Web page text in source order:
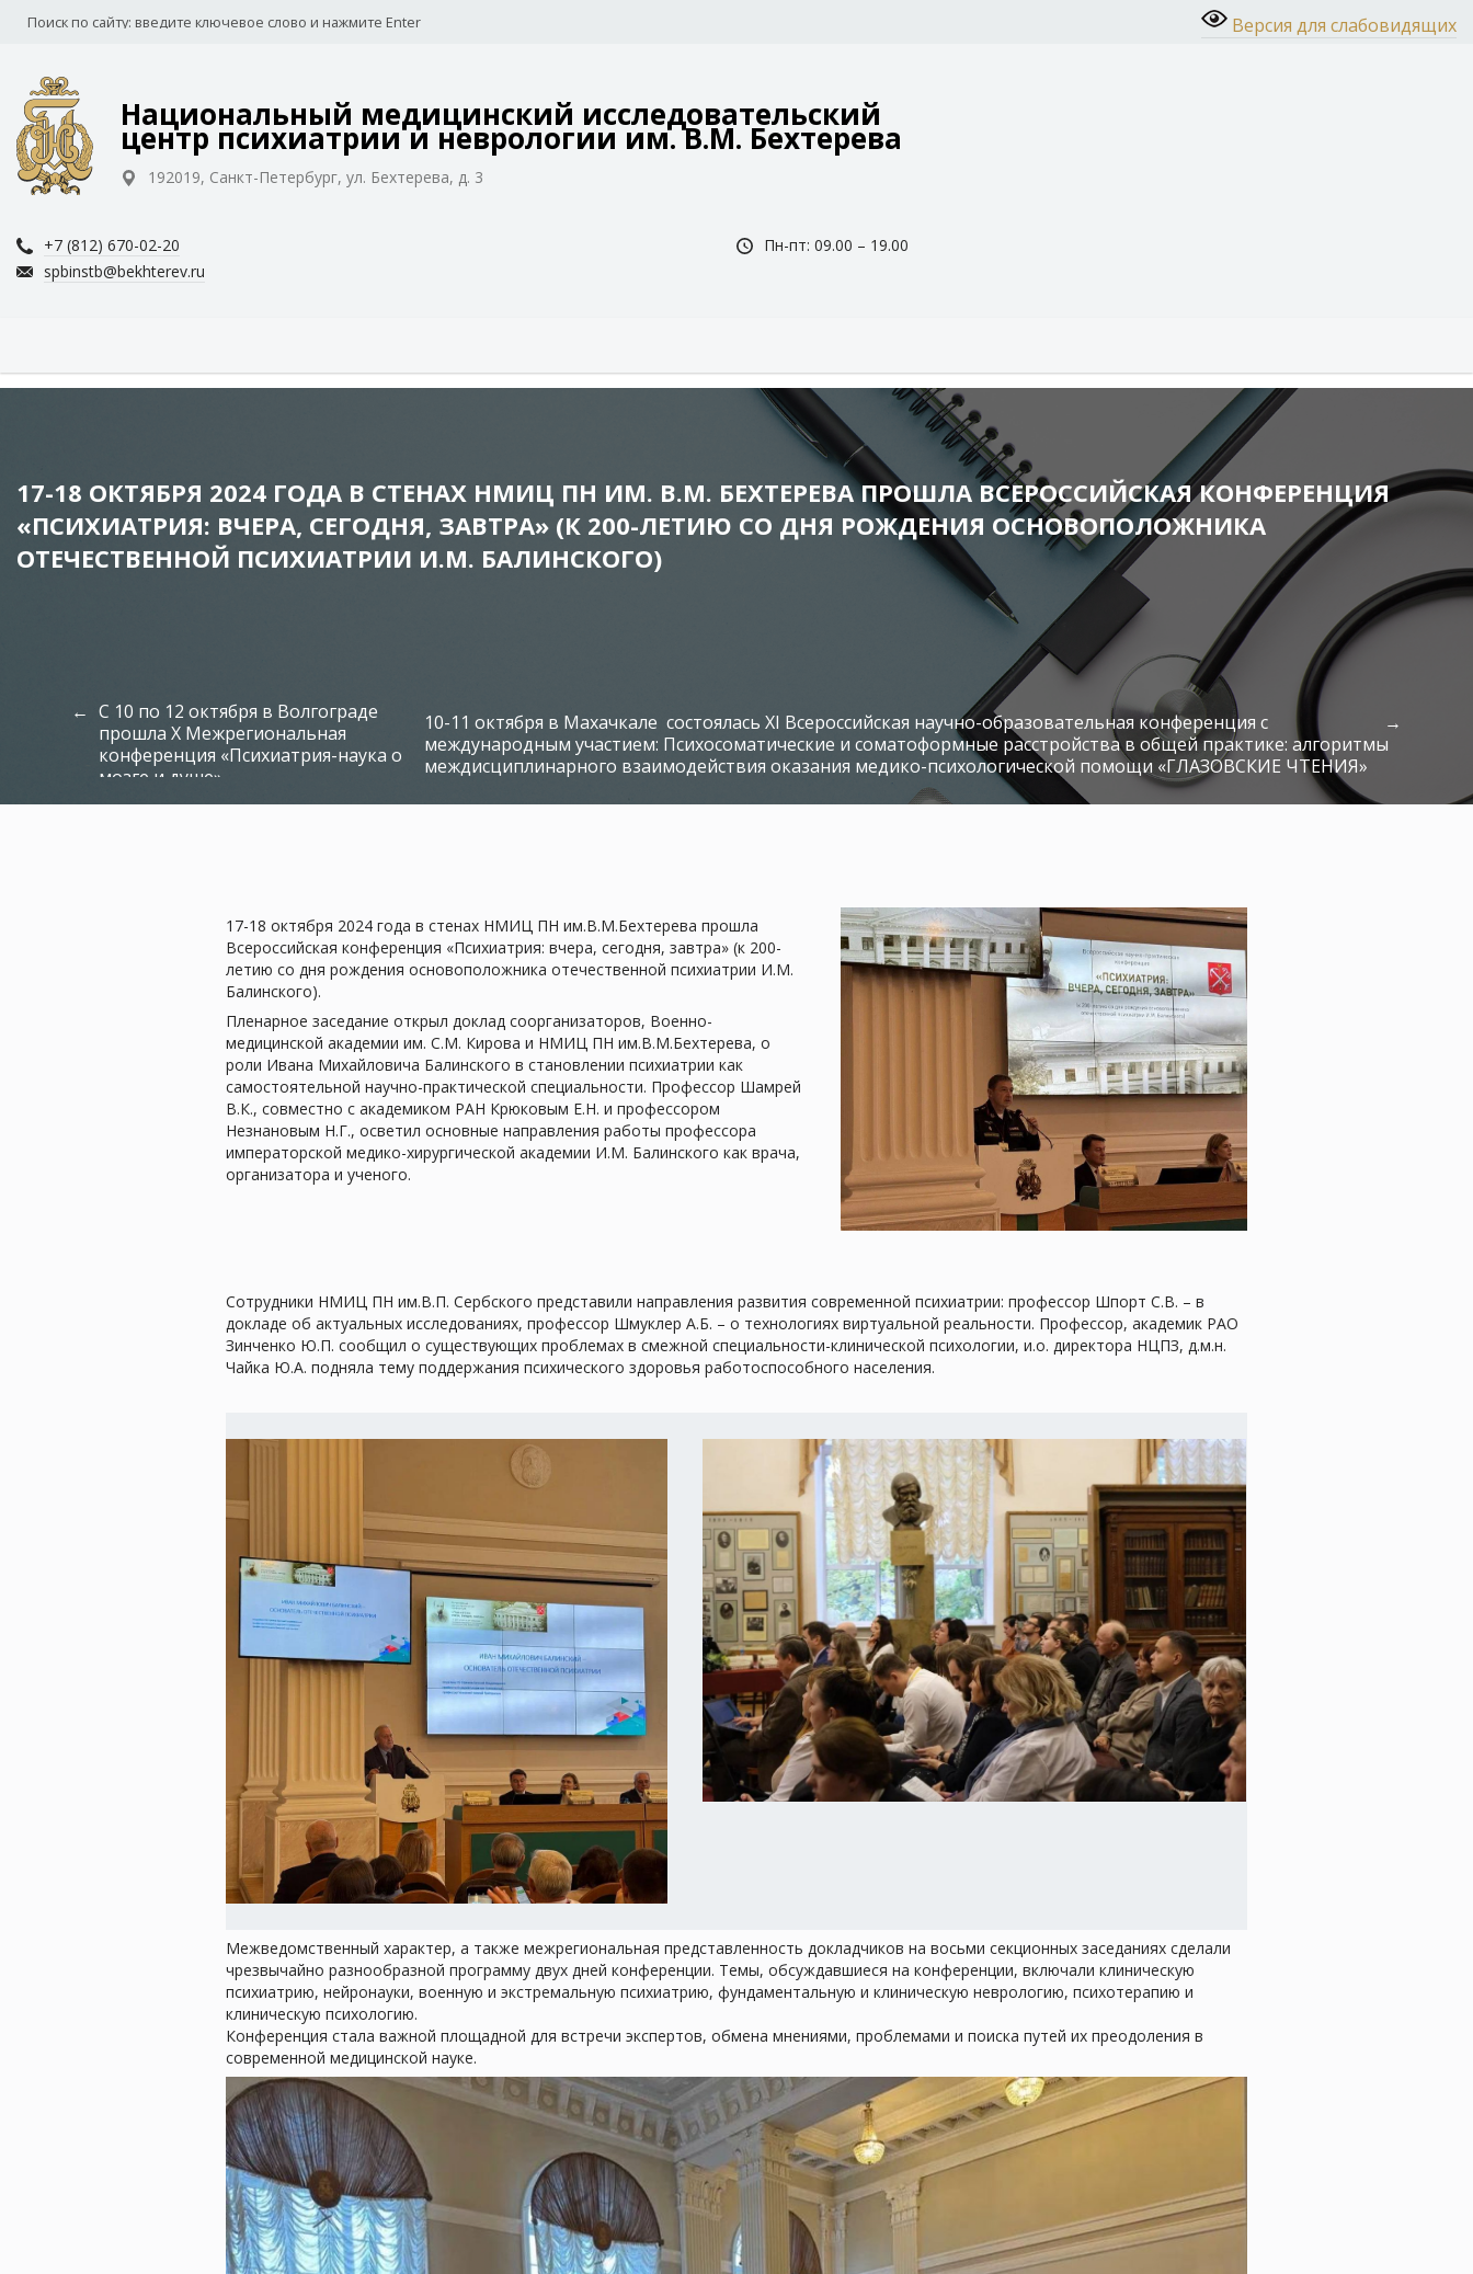
Версия для слабовидящих
Национальный медицинский исследовательский
центр психиатрии и неврологии им. В.М. Бехтерева
192019, Санкт-Петербург, ул. Бехтерева, д. 3
+7 (812) 670-02-20
Пн-пт: 09.00 – 19.00
spbinstb@bekhterev.ru
17-18 ОКТЯБРЯ 2024 ГОДА В СТЕНАХ НМИЦ ПН ИМ. В.М. БЕХТЕРЕВА ПРОШЛА ВСЕРОССИЙСКАЯ КОНФЕРЕНЦИЯ
«ПСИХИАТРИЯ: ВЧЕРА, СЕГОДНЯ, ЗАВТРА» (К 200-ЛЕТИЮ СО ДНЯ РОЖДЕНИЯ ОСНОВОПОЛОЖНИКА
ОТЕЧЕСТВЕННОЙ ПСИХИАТРИИ И.М. БАЛИНСКОГО)
С 10 по 12 октября в Волгограде
прошла X Межрегиональная
конференция «Психиатрия-наука о
мозге и душе»
10-11 октября в Махачкале состоялась XI Всероссийская научно-образовательная конференция с
международным участием: Психосоматические и соматоформные расстройства в общей практике: алгоритмы
междисциплинарного взаимодействия оказания медико-психологической помощи «ГЛАЗОВСКИЕ ЧТЕНИЯ»
17-18 октября 2024 года в стенах НМИЦ ПН им.В.М.Бехтерева прошла
Всероссийская конференция «Психиатрия: вчера, сегодня, завтра» (к 200-
летию со дня рождения основоположника отечественной психиатрии И.М.
Балинского).
Пленарное заседание открыл доклад соорганизаторов, Военно-
медицинской академии им. С.М. Кирова и НМИЦ ПН им.В.М.Бехтерева, о
роли Ивана Михайловича Балинского в становлении психиатрии как
самостоятельной научно-практической специальности. Профессор Шамрей
В.К., совместно с академиком РАН Крюковым Е.Н. и профессором
Незнановым Н.Г., осветил основные направления работы профессора
императорской медико-хирургической академии И.М. Балинского как врача,
организатора и ученого.
Сотрудники НМИЦ ПН им.В.П. Сербского представили направления развития современной психиатрии: профессор Шпорт С.В. – в
докладе об актуальных исследованиях, профессор Шмуклер А.Б. – о технологиях виртуальной реальности. Профессор, академик РАО
Зинченко Ю.П. сообщил о существующих проблемах в смежной специальности-клинической психологии, и.о. директора НЦПЗ, д.м.н.
Чайка Ю.А. подняла тему поддержания психического здоровья работоспособного населения.
Межведомственный характер, а также межрегиональная представленность докладчиков на восьми секционных заседаниях сделали
чрезвычайно разнообразной программу двух дней конференции. Темы, обсуждавшиеся на конференции, включали клиническую
психиатрию, нейронауки, военную и экстремальную психиатрию, фундаментальную и клиническую неврологию, психотерапию и
клиническую психологию.
Конференция стала важной площадной для встречи экспертов, обмена мнениями, проблемами и поиска путей их преодоления в
современной медицинской науке.